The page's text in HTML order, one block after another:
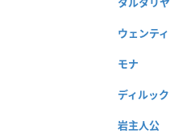
ウェンティ
モナ
ディルック
岩主人公